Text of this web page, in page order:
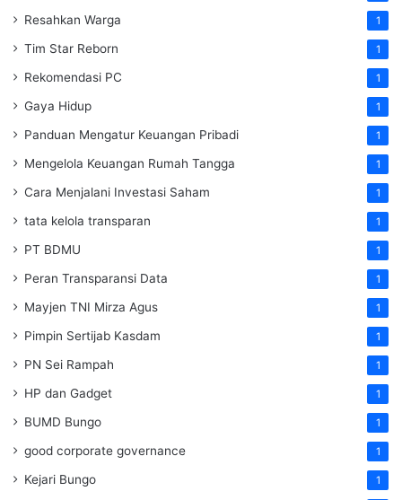
Resahkan Warga 1
Tim Star Reborn 1
Rekomendasi PC 1
Gaya Hidup 1
Panduan Mengatur Keuangan Pribadi 1
Mengelola Keuangan Rumah Tangga 1
Cara Menjalani Investasi Saham 1
tata kelola transparan 1
PT BDMU 1
Peran Transparansi Data 1
Mayjen TNI Mirza Agus 1
Pimpin Sertijab Kasdam 1
PN Sei Rampah 1
HP dan Gadget 1
BUMD Bungo 1
good corporate governance 1
Kejari Bungo 1